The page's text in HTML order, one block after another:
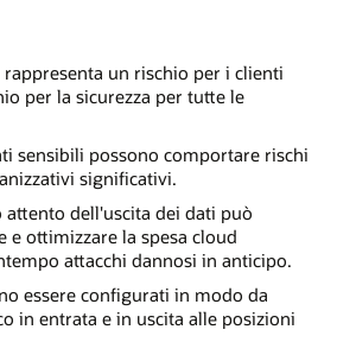
rappresenta un rischio per i clienti
per la sicurezza per tutte le
sensibili possono comportare rischi
significativi.
dell'uscita dei dati può
e ottimizzare la spesa cloud
attacchi dannosi in anticipo.
essere configurati in modo da
in entrata e in uscita alle posizioni